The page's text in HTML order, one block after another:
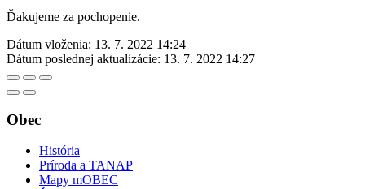
Ďakujeme za pochopenie.
Dátum vloženia: 13. 7. 2022 14:24
Dátum poslednej aktualizácie: 13. 7. 2022 14:27
Obec
História
Príroda a TANAP
Mapy mOBEC